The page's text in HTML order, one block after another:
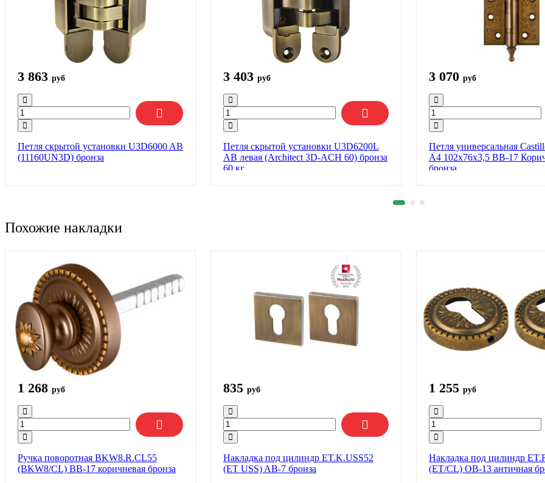
3 863 руб
Петля скрытой установки U3D6000 AB
(11160UN3D) бронза
3 403 руб
Петля скрытой установки U3D6200L
AB левая (Architect 3D-ACH 60) бронза
60 кг
3 070 руб
Петля универсальная
A4 102x76x3,5 BB-17
бронза
Похожие накладки
1 268 руб
Ручка поворотная BKW8.R.CL55
(BKW8/CL) BB-17 коричневая бронза
835 руб
Накладка под цилиндр ET.K.USS52
(ET USS) AB-7 бронза
1 255 руб
Накладка под цилиндр
(ET/CL) OB-13 античная